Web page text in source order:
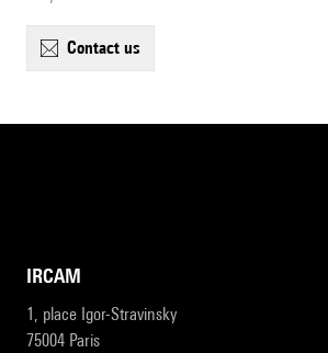
contact us
IRCAM
1, place Igor-Stravinsky
75004 Paris